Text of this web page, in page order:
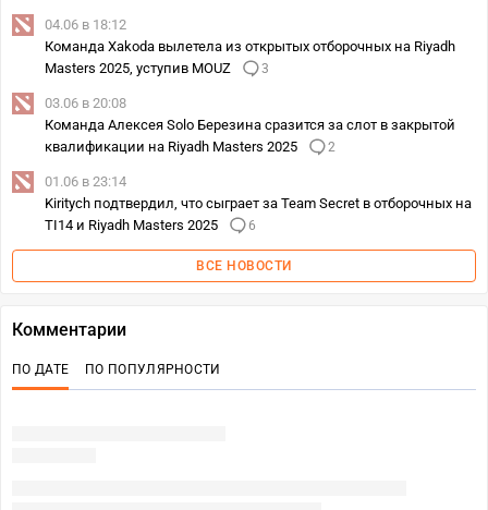
04.06 в 18:12
Команда Xakoda вылетела из открытых отборочных на Riyadh
Masters 2025, уступив MOUZ
3
03.06 в 20:08
Команда Алексея Solo Березина сразится за слот в закрытой
квалификации на Riyadh Masters 2025
2
01.06 в 23:14
Kiritych подтвердил, что сыграет за Team Secret в отборочных на
TI14 и Riyadh Masters 2025
6
ВСЕ НОВОСТИ
Комментарии
ПО ДАТЕ ПО ПОПУЛЯРНОСТИ